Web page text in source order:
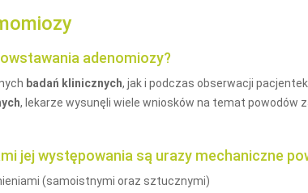
adenomiozy?
badań klinicznych, jak i podczas obserwacji
, lekarze wysunęli wiele wniosków na temat powodów
jej występowania są urazy mechaniczne
(samoistnymi oraz sztucznymi)